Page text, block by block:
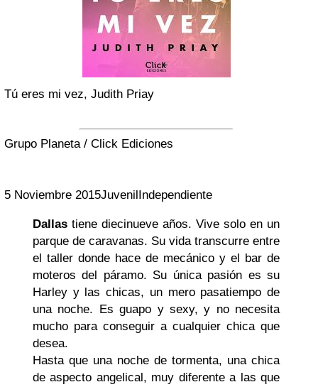
Tú eres mi vez, Judith Priay
Grupo Planeta / Click Ediciones
5 Noviembre 2015JuvenilIndependiente
Dallas tiene diecinueve años. Vive solo en un
parque de caravanas. Su vida transcurre entre
el taller donde hace de mecánico y el bar de
moteros del páramo. Su única pasión es su
Harley y las chicas, un mero pasatiempo de
una noche. Es guapo y sexy, y no necesita
mucho para conseguir a cualquier chica que
desea.
Hasta que una noche de tormenta, una chica
de aspecto angelical, muy diferente a las que